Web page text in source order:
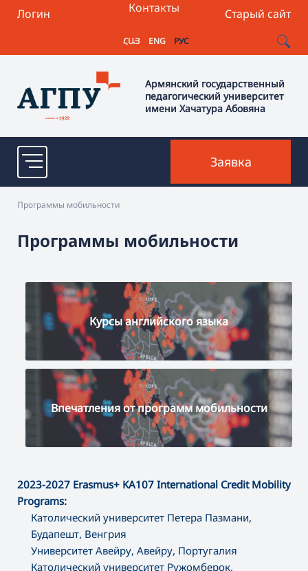
Логин Старый сайт
Контакты
ՀԱՅ ENG РУС
Армянский государственный
педагогический университет
имени Хачатура Абовяна
Заявка
Программы мобильности
Программы мобильности
Курсы английского языка
Впечатления от программ мобильности
2023-2027 Erasmus+ KA107 International Credit Mobility
Programs:
Католический университет Петера Пазмани,
Будапешт, Венгрия
Университет Авейру, Авейру, Португалия
Католический университет Ружомберок,